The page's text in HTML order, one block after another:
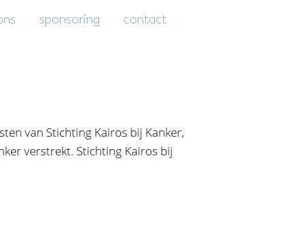
sponsoring contact
van Stichting Kairos bij Kanker,
verstrekt. Stichting Kairos bij